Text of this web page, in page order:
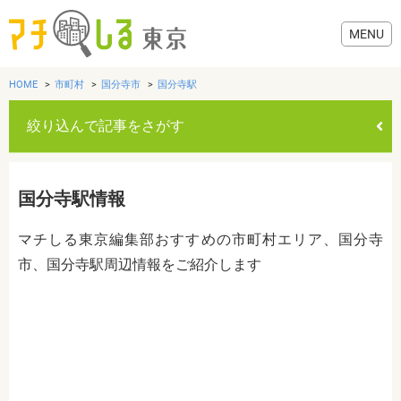
歯医者・病院
HOME 市町村 国分寺市 国分寺駅
絞り込んで記事をさがす
国分寺駅情報
マチしる東京編集部おすすめの市町村エリア、国分寺
市、国分寺駅周辺情報をご紹介します